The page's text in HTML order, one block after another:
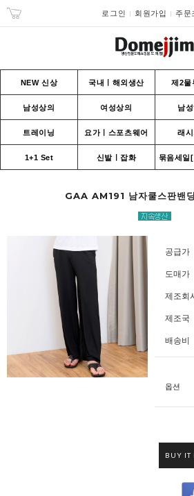
로그인 회원가입 주문
NEW 신상 국내ㅣ해외생산 제2물
남성상의 여성상의 남
트레이닝 요가ㅣ스포츠웨어 래
1+1 Set 신발ㅣ잡화 묶음세일
GAA AM191 남자쿨스판밴
공급가
도매가
제조회
제조국
배송비
옵션
BUY IT